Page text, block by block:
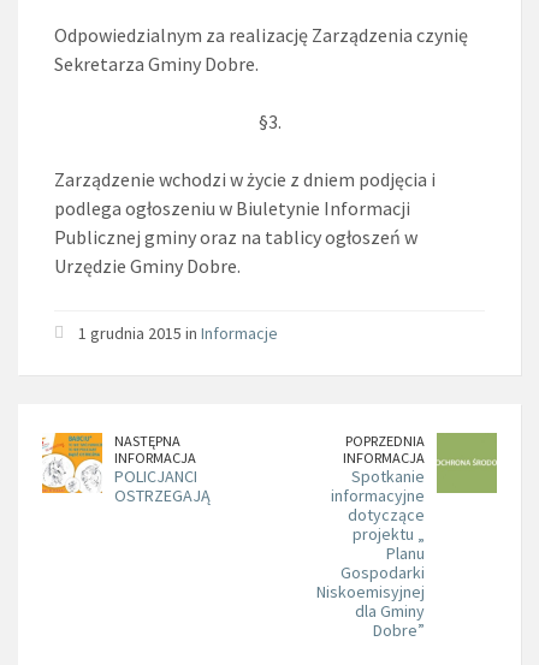
Odpowiedzialnym za realizację Zarządzenia czynię
Sekretarza Gminy Dobre.
§3.
Zarządzenie wchodzi w życie z dniem podjęcia i
podlega ogłoszeniu w Biuletynie Informacji
Publicznej gminy oraz na tablicy ogłoszeń w
Urzędzie Gminy Dobre.
1 grudnia 2015 in Informacje
NASTĘPNA
INFORMACJA
POLICJANCI
OSTRZEGAJĄ
POPRZEDNIA
INFORMACJA
Spotkanie
informacyjne
dotyczące
projektu „
Planu
Gospodarki
Niskoemisyjnej
dla Gminy
Dobre”